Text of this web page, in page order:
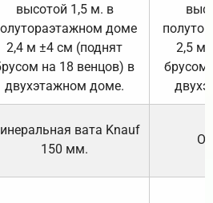
высотой 1,5 м. в
доме
2,4 м ±4 см (поднят
на 18 венцов) в
двухэтажном доме.
2,5 м
брусом
вата Knauf
150 мм.